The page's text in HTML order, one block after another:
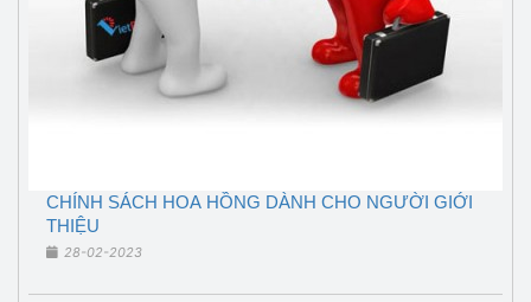
CHÍNH SÁCH HOA HỒNG DÀNH CHO NGƯỜI GIỚI
THIỆU
28-02-2023